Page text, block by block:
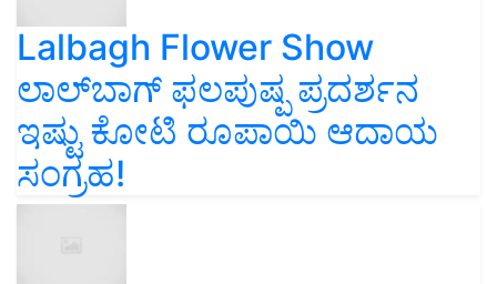
Lalbagh Flower Show
ಲಾಲ್‌ಬಾಗ್ ಫಲಪುಷ್ಪ ಪ್ರದರ್ಶನ
ಇಷ್ಟು ಕೋಟಿ ರೂಪಾಯಿ ಆದಾಯ
ಸಂಗ್ರಹ!